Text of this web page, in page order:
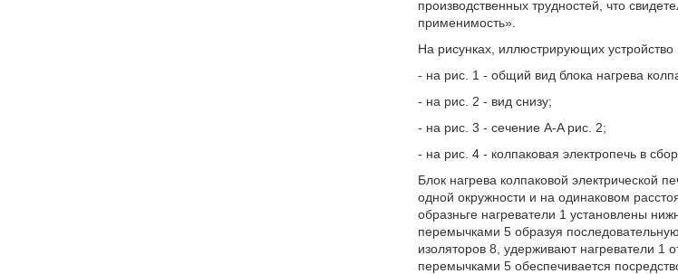
производственных трудностей, что
применимость».
На рисунках, иллюстрирующих
- на рис. 1 - общий вид блока нагрева
- на рис. 2 - вид снизу;
- на рис. 3 - сечение А-A рис. 2;
- на рис. 4 - колпаковая электропечь в
Блок нагрева колпаковой электрической
одной окружности и на одинаковом
образньге нагреватели 1 установлены
перемычками 5 образуя
изоляторов 8, удерживают нагреватели 1
перемычками 5 обеспечивается